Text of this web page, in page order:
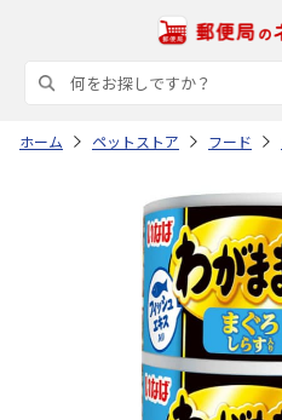
ホーム ペットストア フード